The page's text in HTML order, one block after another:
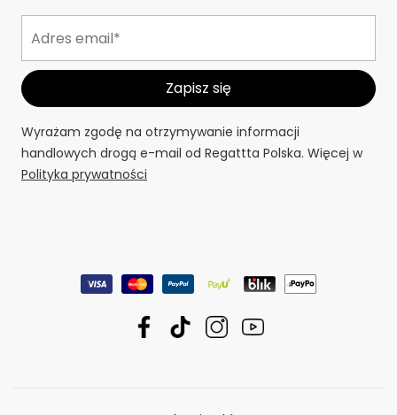
Wyrażam zgodę na otrzymywanie informacji
handlowych drogą e-mail od Regattta Polska. Więcej w
Polityka prywatności